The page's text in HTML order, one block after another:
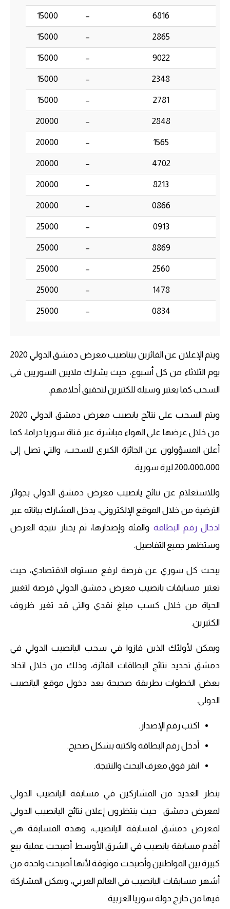
6816
–
15000
2865
–
15000
9022
–
15000
2348
–
15000
2781
–
15000
2848
–
20000
1565
–
20000
4702
–
20000
8213
–
20000
0866
–
20000
0913
–
25000
8869
–
25000
2560
–
25000
1478
–
25000
0834
–
25000
ويتم الإعلان عن الفائزين بيناصيب معرض دمشق الدولي 2020
يوم الثلاثاء من كل أسبوع، حيث يشارك ملايين السوريين في
السحب كما يعتبر وسيلة للكثيرين لتحقيق أحلامهم.
ويتم السحب على نتائج يانصيب معرض دمشق الدولي 2020
من خلال عرضها على الهواء مباشرة عبر قناة سوريا دراما، كما
أعلن المسؤولون عن الجائزة الكبرى للسحب، والتي تصل إلى
200،000،000 ليرة سورية.
وللاستعلام عن نتائج يانصيب معرض دمشق الدولي بجوائز
الترضية من خلال الموقع الإلكتروني، يدخل المشارك بياناته عبر
ادخال رقم البطاقة والفئة وإصدارها، ثم يختار نتيجة العرض
وستظهر جميع التفاصيل.
يبحث كل سوري عن فرصة لرفع مستواه الاقتصادي، حيث
تعتبر مسابقات يانصيب معرض دمشق الدولي فرصة لتغيير
الحياة من خلال كسب مبلغ نقدي والتي قد تغير ظروف
الكثيرين.
ويمكن لأولئك الذين فازوا في سحب اليانصيب الدولي في
دمشق تحديد نتائج البطاقات الفائزة، وذلك من خلال اتخاذ
بعض الخطوات بطريقة صحيحة بعد دخول موقع اليانصيب
الدولي.
اكتب رقم الإصدار.
أدخل رقم البطاقة واكتبه بشكل صحيح.
انقر فوق معرف البحث والنتيجة.
ينظر العديد من المشاركين في مسابقة اليانصيب الدولي
لمعرض دمشق حيث ينتظرون إعلان نتائج اليانصيب الدولي
لمعرض دمشق لمسابقة اليانصيب، وهذه المسابقة هي
أقدم مسابقة يانصيب في الشرق الأوسط أصبحت عملية بيع
كبيرة بين المواطنين وأصبحت موثوقة لأنها أصبحت واحدة من
أشهر مسابقات اليانصيب في العالم العربي، ويمكن المشاركة
فيها من خارج دولة سوريا العربية.